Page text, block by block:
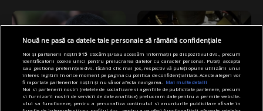
Nouă ne pasă ca datele tale personale să rămână confidențiale
Noi și partenerii noștri915 stocăm și/sau accesăm informații pe dispozitivul dvs., precum
identificatorii cookie unici pentru prelucrarea datelor cu caracter personal. Puteți accepta
sau gestiona preferințele dvs. făcând clic mai jos, respectiv vă puteți opune utilizării unui
interes legitim în orice moment pe pagina cu politica de confidențialitate. Aceste alegeri vor
fi raportate partenerilor noștri și nu vă vor afecta navigarea.
Mai multe detalii
Noi si partenerii nostri (retelele de socializare si agentiile de publicitate partenere, precum
si furnizorii nostri de servicii de date analitice) prelucram date pentru a permite website-
ului sa functioneze, pentru a personaliza continutul si anunturile publicitare afisate in